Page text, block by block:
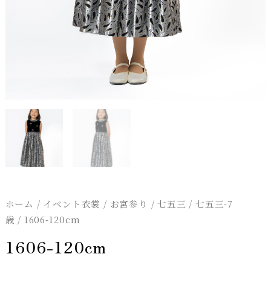
ホーム / イベント衣裳 / お宮参り / 七五三 /七五三-7
歳 / 1606-120cm
1606-120cm